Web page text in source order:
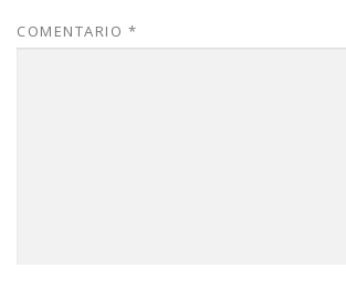
COMENTARIO *